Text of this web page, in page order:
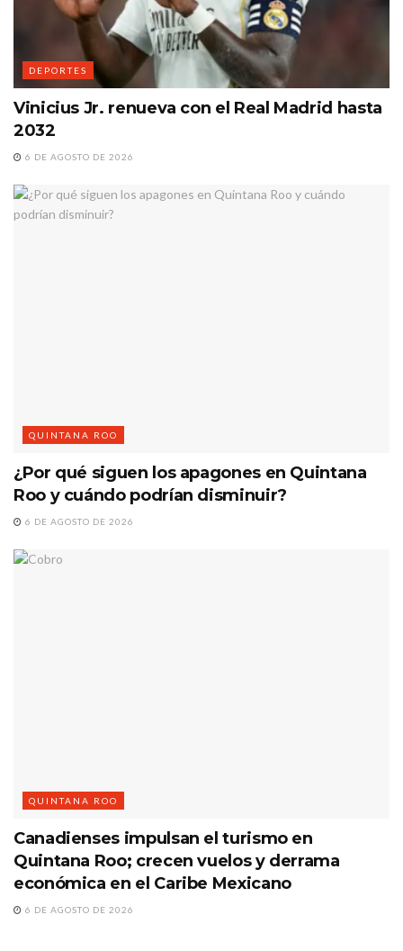
DEPORTES
Vinicius Jr. renueva con el Real Madrid hasta
2032
6 DE AGOSTO DE 2026
QUINTANA ROO
¿Por qué siguen los apagones en Quintana
Roo y cuándo podrían disminuir?
6 DE AGOSTO DE 2026
QUINTANA ROO
Canadienses impulsan el turismo en
Quintana Roo; crecen vuelos y derrama
económica en el Caribe Mexicano
6 DE AGOSTO DE 2026